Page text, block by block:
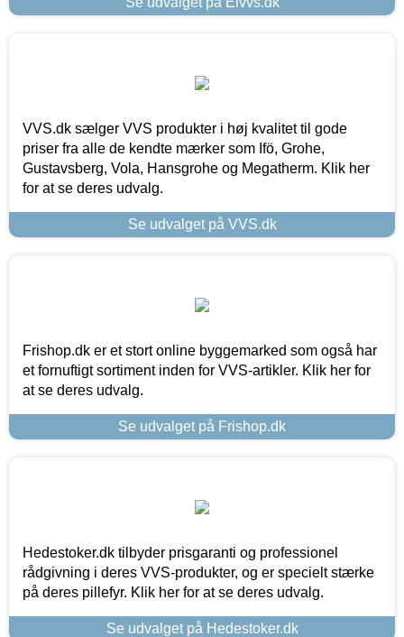
VVS.dk sælger VVS produkter i høj kvalitet til gode
priser fra alle de kendte mærker som Ifö, Grohe,
Gustavsberg, Vola, Hansgrohe og Megatherm. Klik her
for at se deres udvalg.
Se udvalget på VVS.dk
Frishop.dk er et stort online byggemarked som også har
et fornuftigt sortiment inden for VVS-artikler. Klik her for
at se deres udvalg.
Se udvalget på Frishop.dk
Hedestoker.dk tilbyder prisgaranti og professionel
rådgivning i deres VVS-produkter, og er specielt stærke
på deres pillefyr. Klik her for at se deres udvalg.
Se udvalget på Hedestoker.dk